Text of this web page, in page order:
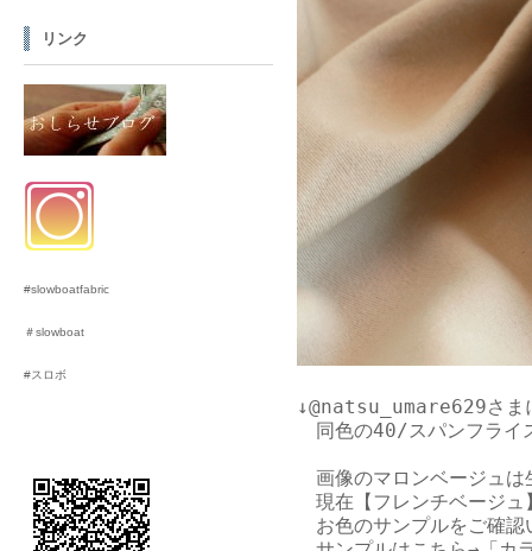
↓@natsu_umare629さま
同色の40/スパンフライ
画像のマロンベージュは
現在【フレンチベージュ
お色のサンプルをご確認
リンク
#slowboatfabric
＃slowboat
#スロボ